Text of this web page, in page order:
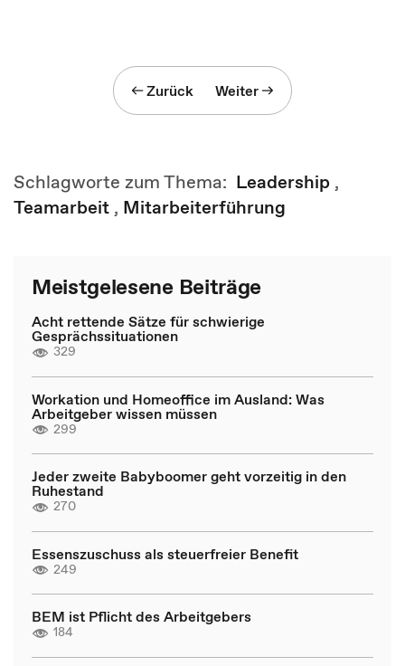
Zurück Weiter
Schlagworte zum Thema: Leadership ,
Teamarbeit , Mitarbeiterführung
Meistgelesene Beiträge
Acht rettende Sätze für schwierige
Gesprächssituationen
329
Workation und Homeoffice im Ausland: Was
Arbeitgeber wissen müssen
299
Jeder zweite Babyboomer geht vorzeitig in den
Ruhestand
270
Essenszuschuss als steuerfreier Benefit
249
BEM ist Pflicht des Arbeitgebers
184